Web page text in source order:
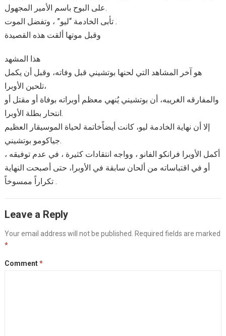
على البوح باسم الأمير المجهول.
تأبى الخادمة “ليو” ، وتفضل الموت .
وقبل موتها ألقت هذه القصيدة
هذا المشهد
هو آخر المشاهد التي لحنها بوتشيني قبل وفاته، وقبل أن يكمل
تلحين الأوبرا،
والمفارقه الغريبه، أن بوتشيني يُنهي معظم أوبراته بوفاة أو مقتل أو
انتحار بطلة الأوبرا.
إلا أن نهاية الخادمة ليو، كانت أيضاًخاتمة لحياة الموسيقار العظيم
جياكومو بوتشيني.
أكمل الأوبرا فرانكو الفانو ، وواجه انتقادات كثيرة ، في عدم توفيقه ،
أو في اقتباساته من ألحان سابقة في الأوبرا، حتى أصبحت النهاية
تكراراً ممسوخاً .
Leave a Reply
Your email address will not be published. Required fields are marked
*
Comment*